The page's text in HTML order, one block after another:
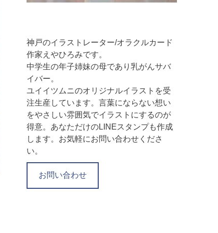
神戸のイラストレーター/オラクルカード
作家えやひろみです。
中学生の年子姉妹の母であり乳がんサバ
イバー。
ユイイツムニのオリジナルイラストを受
注生産しています。言葉にならない想い
をやさしい雰囲気でイラストにするのが
得意。あなただけのLINEスタンプも作成
します。お気軽にお問い合わせくださ
い。
お問い合わせ